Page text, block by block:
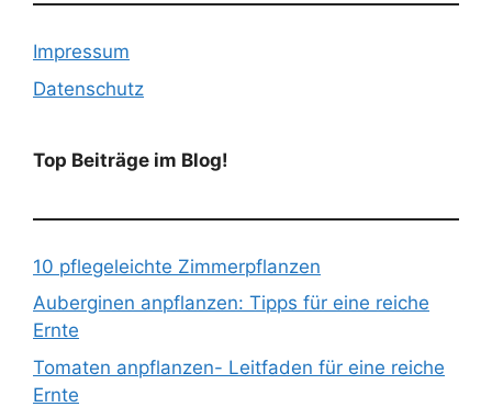
Impressum
Datenschutz
Top Beiträge im Blog!
10 pflegeleichte Zimmerpflanzen
Auberginen anpflanzen: Tipps für eine reiche
Ernte
Tomaten anpflanzen- Leitfaden für eine reiche
Ernte